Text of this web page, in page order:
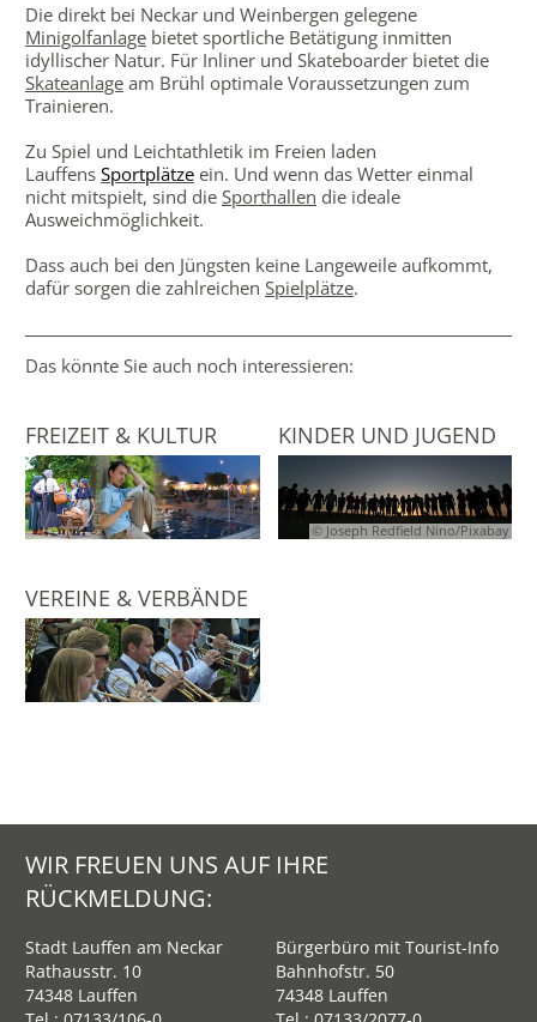
Die direkt bei Neckar und Weinbergen gelegene
Minigolfanlage bietet sportliche Betätigung inmitten
idyllischer Natur. Für Inliner und Skateboarder bietet die
Skateanlage am Brühl optimale Voraussetzungen zum
Trainieren.
Zu Spiel und Leichtathletik im Freien laden
Lauffens Sportplätze ein. Und wenn das Wetter einmal
nicht mitspielt, sind die Sporthallen die ideale
Ausweichmöglichkeit.
Dass auch bei den Jüngsten keine Langeweile aufkommt,
dafür sorgen die zahlreichen Spielplätze.
Das könnte Sie auch noch interessieren:
FREIZEIT & KULTUR
VEREINE & VERBÄNDE
KINDER UND JUGEND
© Joseph Redfield Nino/Pixabay
WIR FREUEN UNS AUF IHRE
RÜCKMELDUNG:
Stadt Lauffen am Neckar
Rathausstr. 10
74348 Lauffen
Bürgerbüro mit Tourist-Info
Bahnhofstr. 50
74348 Lauffen